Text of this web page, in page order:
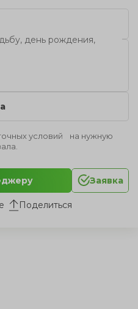
день рождения,
условий на нужную
Заявка
Поделиться